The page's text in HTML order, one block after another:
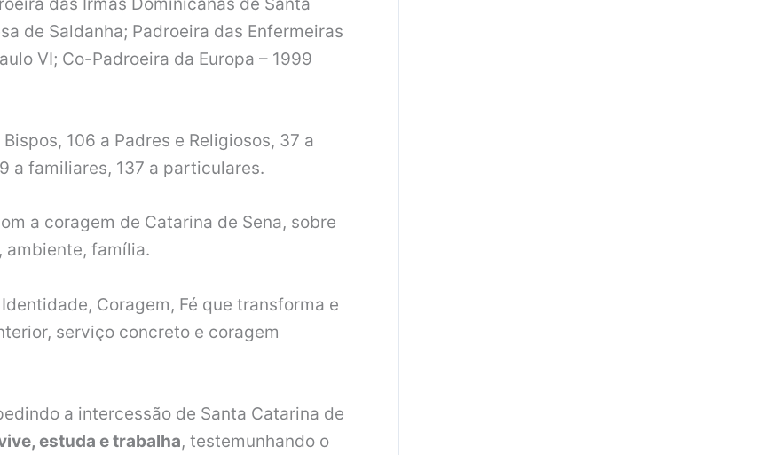
de Saldanha; Padroeira das Enfermeiras
VI; Co-Padroeira da Europa – 1999
106 a Padres e Religiosos, 37 a
a familiares, 137 a particulares.
a coragem de Catarina de Sena, sobre
ambiente, família.
Coragem, Fé que transforma e
serviço concreto e coragem
a intercessão de Santa Catarina de
estuda e trabalha, testemunhando o